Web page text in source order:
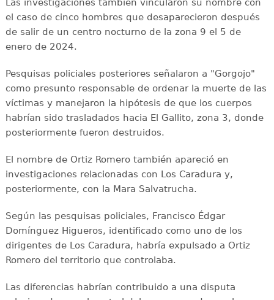
el caso de cinco hombres que desaparecieron después
de salir de un centro nocturno de la zona 9 el 5 de
enero de 2024.
Pesquisas policiales posteriores señalaron a "Gorgojo"
como presunto responsable de ordenar la muerte de las
víctimas y manejaron la hipótesis de que los cuerpos
habrían sido trasladados hacia El Gallito, zona 3, donde
posteriormente fueron destruidos.
El nombre de Ortiz Romero también apareció en
investigaciones relacionadas con Los Caradura y,
posteriormente, con la Mara Salvatrucha.
Según las pesquisas policiales, Francisco Édgar
Domínguez Higueros, identificado como uno de los
dirigentes de Los Caradura, habría expulsado a Ortiz
Romero del territorio que controlaba.
Las diferencias habrían contribuido a una disputa